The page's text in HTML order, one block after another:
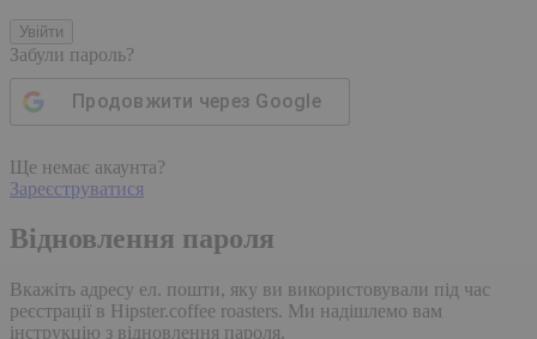
Увійти
Забули пароль?
Продовжити через Google
Ще немає акаунта?
Зареєструватися
Відновлення пароля
Вкажіть адресу ел. пошти, яку ви використовували під час
реєстрації в Hipster.coffee roasters. Ми надішлемо вам
інструкцію з відновлення пароля.